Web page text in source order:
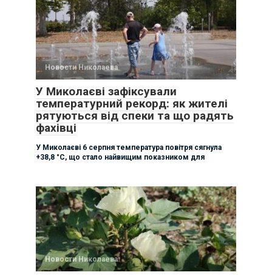
Новости Николаева
У Миколаєві зафіксували
температурний рекорд: як жителі
рятуються від спеки та що радять
фахівці
У Миколаєві 6 серпня температура повітря сягнула
+38,8 °C, що стало найвищим показником для
Новости Николаева